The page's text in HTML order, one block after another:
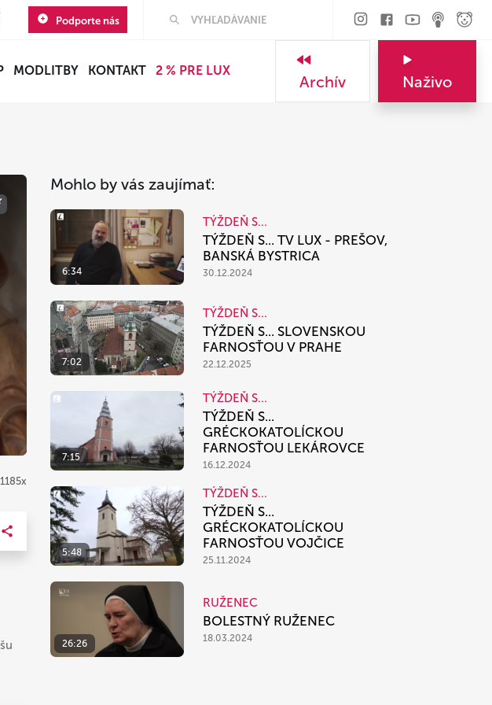
Podporte nás
MODLITBY KONTAKT 2 % PRE LUX
Archív Naživo
Mohlo by vás zaujímať:
6:34
TÝŽDEŇ S...
TÝŽDEŇ S... TV LUX - PREŠOV,
BANSKÁ BYSTRICA
30.12.2024
7:02
TÝŽDEŇ S...
TÝŽDEŇ S... SLOVENSKOU
FARNOSŤOU V PRAHE
22.12.2025
7:15
TÝŽDEŇ S...
TÝŽDEŇ S...
GRÉCKOKATOLÍCKOU
FARNOSŤOU LEKÁROVCE
16.12.2024
5:48
TÝŽDEŇ S...
TÝŽDEŇ S...
GRÉCKOKATOLÍCKOU
FARNOSŤOU VOJČICE
25.11.2024
26:26
RUŽENEC
BOLESTNÝ RUŽENEC
18.03.2024